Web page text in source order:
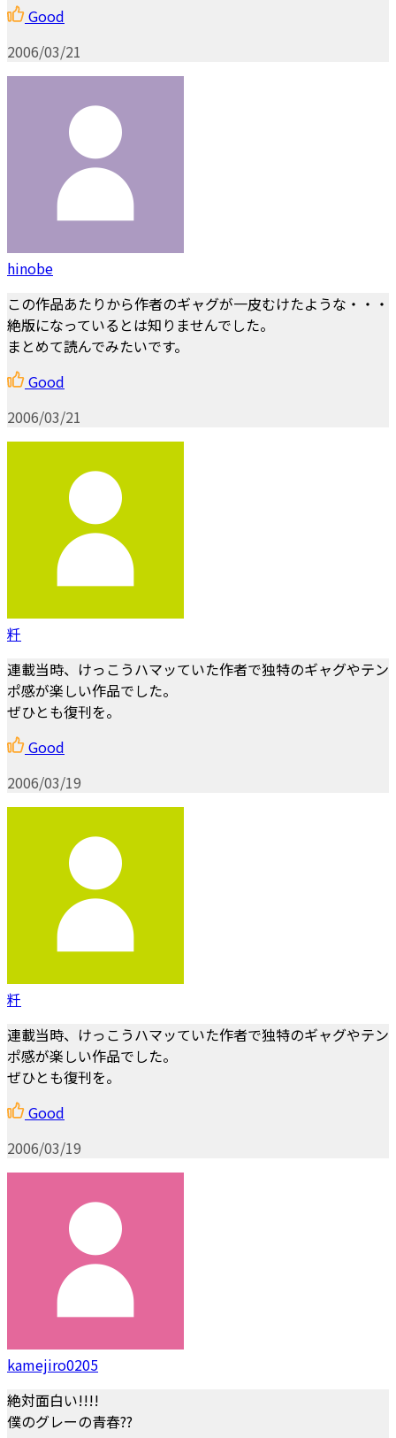
Good
2006/03/21
hinobe
この作品あたりから作者のギャグが一皮むけたような・・・
絶版になっているとは知りませんでした。
まとめて読んでみたいです。
Good
2006/03/21
粁
連載当時、けっこうハマッていた作者で独特のギャグやテン
ポ感が楽しい作品でした。
ぜひとも復刊を。
Good
2006/03/19
粁
連載当時、けっこうハマッていた作者で独特のギャグやテン
ポ感が楽しい作品でした。
ぜひとも復刊を。
Good
2006/03/19
kamejiro0205
絶対面白い!!!!
僕のグレーの青春??